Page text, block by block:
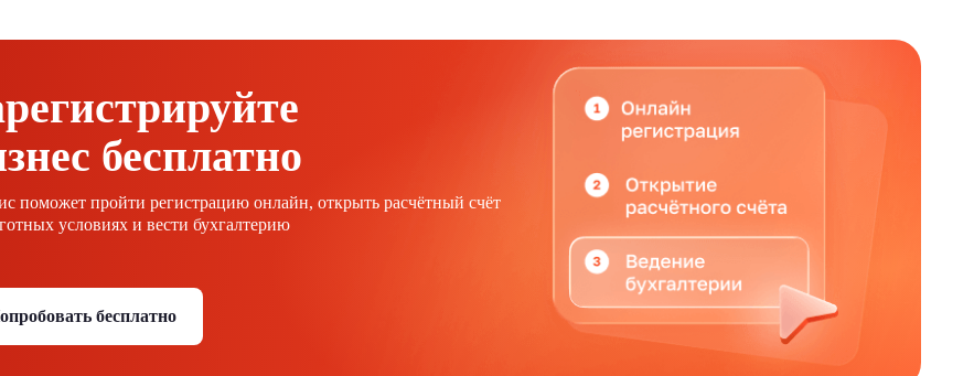
бесплатно
поможет пройти регистрацию онлайн, открыть расчётный счёт
условиях и вести бухгалтерию
бесплатно